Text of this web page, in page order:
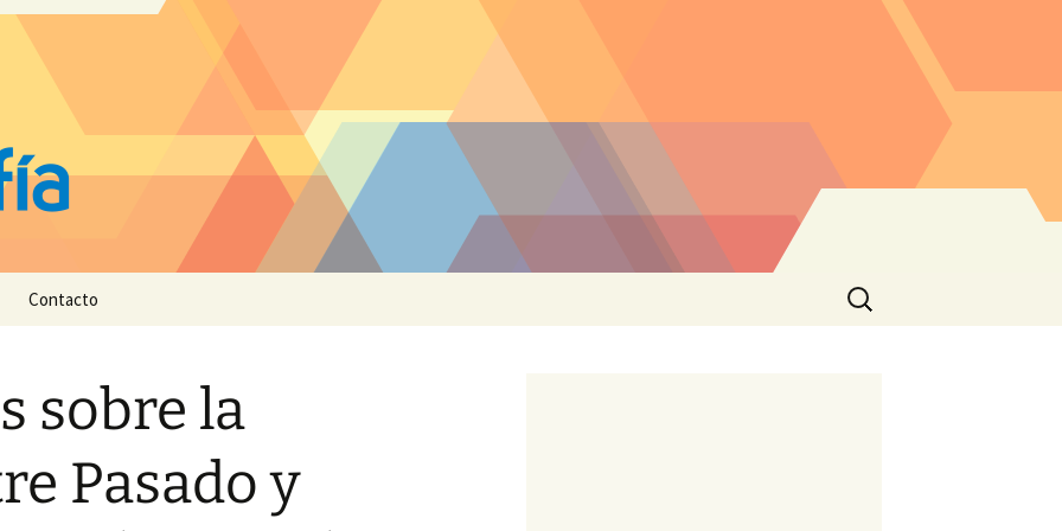
Contacto
Buscar:
sobre la
Pasado y